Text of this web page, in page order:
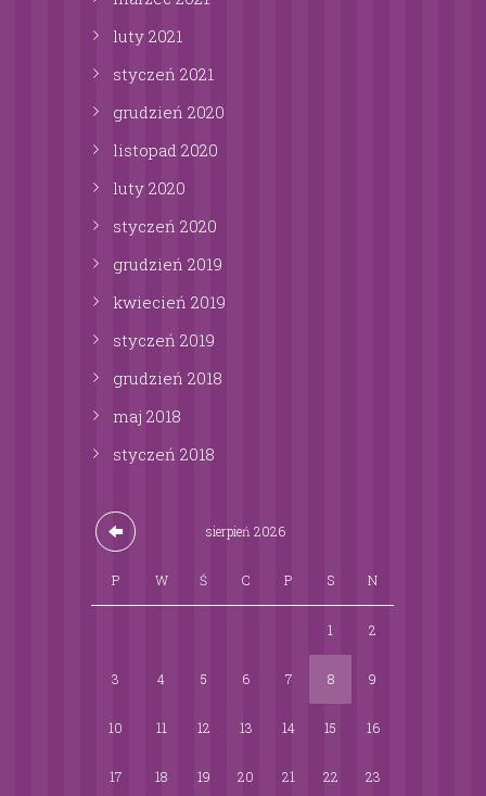
luty 2021
styczeń 2021
grudzień 2020
listopad 2020
luty 2020
styczeń 2020
grudzień 2019
kwiecień 2019
styczeń 2019
grudzień 2018
maj 2018
styczeń 2018
sierpień 2026
P W Ś C P S N
1 2
3 4 5 6 7 8 9
10 11 12 13 14 15 16
17 18 19 20 21 22 23